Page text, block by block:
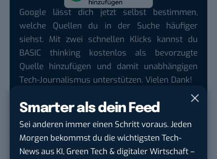
Smarter als dein Feed
Sei anderen immer einen Schritt voraus. Jeden
Morgen bekommst du die wichtigsten Tech-
News aus KI, Green Tech & digitaler Wirtschaft –
Google lässt dich jetzt selbst bestimmen,
welche Quellen du in der Suche häufiger
siehst. Mit zwei schnellen Klicks kannst du
BASIC thinking kostenlos als bevorzugte
Quelle hinzufügen und damit unabhängigen
Tech-Journalismus unterstützen. Vielen Dank!
Auch interessant:
Forscher warnen vor Messenger-Überwachung:
So kannst du dich schützen